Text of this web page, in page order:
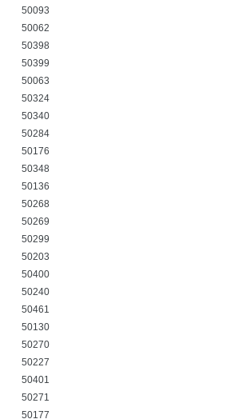
50093
50062
50398
50399
50063
50324
50340
50284
50176
50348
50136
50268
50269
50299
50203
50400
50240
50461
50130
50270
50227
50401
50271
50177